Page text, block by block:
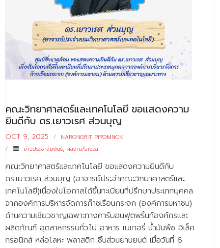
คณะวิทยาศาสตร์และเทคโนโลยี ขอแสดงความ
ยินดีกับ ดร.เยาวเรศ ส่วนบุญ
OCT 9, 2025
NARONGRIT PIROMNOK
ข่าวประชาสัมพันธ์, ผลงาน/รางวัล
คณะวิทยาศาสตร์และเทคโนโลยี ขอแสดงความยินดีกับ
ดร.เยาวเรศ ส่วนบุญ (อาจารย์ประจำคณะวิทยาศาสตร์และ
เทคโนโลยี)เนื่องในโอกาสได้ขึ้นทะเบียนที่ปรึกษาประเภทบุคคล
จากองค์การบริหารจัดการก๊าซเรือนกระจก (องค์การมหาชน)
ด้านความเชียวชาญเฉพาะทางคาร์บอนฟุตพริ้นท์องค์กรและ
ผลิตภัณฑ์ อุตสาหกรรบทั่วไป อาหาร เบเกอรี่ น้ำมันพืช อิเล็ค
ทรอนิกส์ หล่อโลหะ พลาสติก ชิ้นส่วนยานยนต์ เมื่อวันที่ 6